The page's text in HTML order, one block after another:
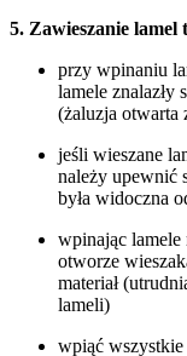
5. Zawieszanie lamel
przy wpinaniu
lamele znalazły
(żaluzja otwarta
jeśli wieszane
należy upewnić
była widoczna
wpinając lamele
otworze
materiał
lameli)
wpiąć